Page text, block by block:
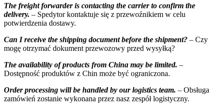
The freight forwarder is contacting the carrier to confirm the
delivery. – Spedytor kontaktuje się z przewoźnikiem w celu
potwierdzenia dostawy.
Can I receive the shipping document before the shipment? – Czy
mogę otrzymać dokument przewozowy przed wysyłką?
The availability of products from China may be limited. –
Dostępność produktów z Chin może być ograniczona.
Order processing will be handled by our logistics team. – Obsługa
zamówień zostanie wykonana przez nasz zespół logistyczny.